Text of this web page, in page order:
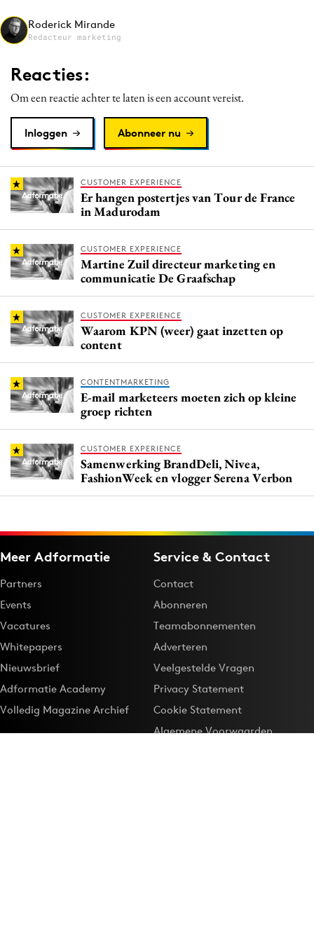
Media
Merkstrategie
Programmatic
Purpose Marketing
Reputatie & crisis
Roderick Mirande
Redacteur marketing
Reacties:
Om een reactie achter te laten is een account vereist.
Inloggen Abonneer nu
CUSTOMER EXPERIENCE
Er hangen postertjes van Tour de France
in Madurodam
CUSTOMER EXPERIENCE
Martine Zuil directeur marketing en
communicatie De Graafschap
CUSTOMER EXPERIENCE
Waarom KPN (weer) gaat inzetten op
content
CONTENTMARKETING
E-mail marketeers moeten zich op kleine
groep richten
CUSTOMER EXPERIENCE
Samenwerking BrandDeli, Nivea,
FashionWeek en vlogger Serena Verbon
Meer Adformatie
Partners
Events
Vacatures
Whitepapers
Nieuwsbrief
Adformatie Academy
Volledig Magazine Archief
Service & Contact
Contact
Abonneren
Teamabonnementen
Adverteren
Veelgestelde Vragen
Privacy Statement
Cookie Statement
Algemene Voorwaarden